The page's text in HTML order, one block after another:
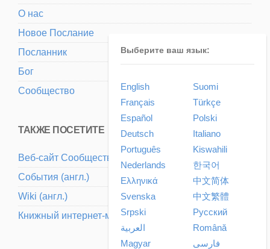
О нас
Новое Послание
Посланник
Бог
Сообщество
ТАКЖЕ ПОСЕТИТЕ
Веб-сайт Cообщества (aнгл.)
События (aнгл.)
Wiki (aнгл.)
Книжный интернет-магазин (aнгл.)
Выберите ваш язык:
English
Français
Español
Deutsch
Português
Nederlands
Ελληνικά
Svenska
Srpski
العربية
Magyar
Suomi
Türkçe
Polski
Italiano
Kiswahili
한국어
中文简体
中文繁體
Pусский
Română
فارسی